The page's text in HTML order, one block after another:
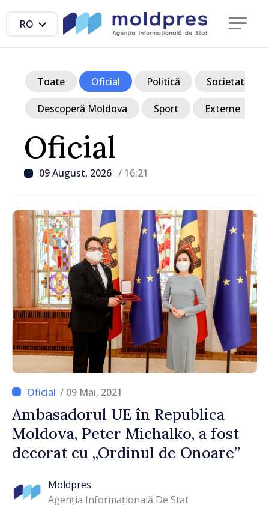
RO
Oficial
09 August, 2026 / 16:21
Toate Oficial Politică Societate
Descoperă Moldova Sport Externe
/ 09 Mai, 2021
Ambasadorul UE în Republica
Moldova, Peter Michalko, a fost
decorat cu „Ordinul de Onoare”
Moldpres
Agenția Informațională De Stat